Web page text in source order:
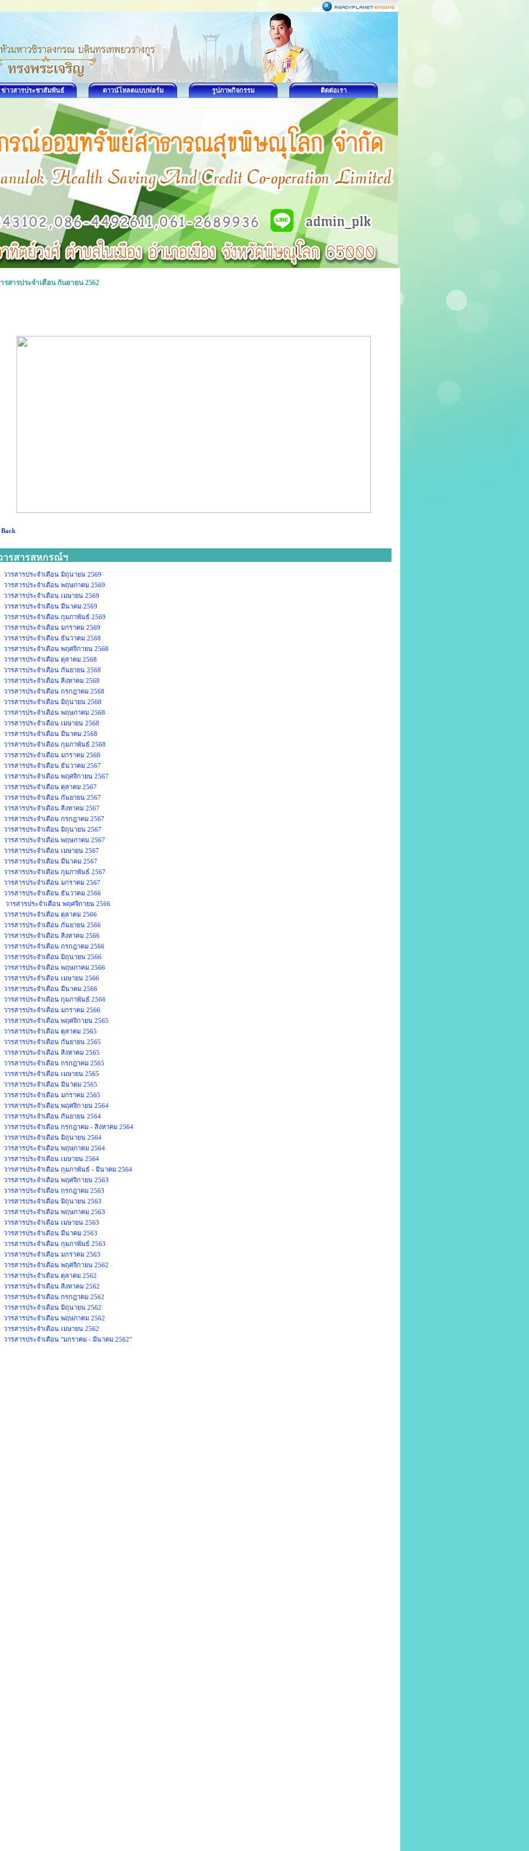
ข่าวสารประชาสัมพันธ์ ดาวน์โหลดแบบฟอร์ม รูปภาพกิจกรรม ติดต่อเรา
รสารประจำเดือน กันยายน 2562
Back
ารสารสหกรณ์ฯ
วารสารประจำเดือน มิถุนายน 2569
วารสารประจำเดือน พฤษภาคม 2569
วารสารประจำเดือน เมษายน 2569
วารสารประจำเดือน มีนาคม 2569
วารสารประจำเดือน กุมภาพันธ์ 2569
วารสารประจำเดือน มกราคม 2569
วารสารประจำเดือน ธันวาคม 2568
วารสารประจำเดือน พฤศจิกายน 2568
วารสารประจำเดือน ตุลาคม 2568
วารสารประจำเดือน กันยายน 2568
วารสารประจำเดือน สิงหาคม 2568
วารสารประจำเดือน กรกฎาคม 2568
วารสารประจำเดือน มิถุนายน 2568
วารสารประจำเดือน พฤษภาคม 2568
วารสารประจำเดือน เมษายน 2568
วารสารประจำเดือน มีนาคม 2568
วารสารประจำเดือน กุมภาพันธ์ 2568
วารสารประจำเดือน มกราคม 2568
วารสารประจำเดือน ธันวาคม 2567
วารสารประจำเดือน พฤศจิกายน 2567
วารสารประจำเดือน ตุลาคม 2567
วารสารประจำเดือน กันยายน 2567
วารสารประจำเดือน สิงหาคม 2567
วารสารประจำเดือน กรกฎาคม 2567
วารสารประจำเดือน มิถุนายน 2567
วารสารประจำเดือน พฤษภาคม 2567
วารสารประจำเดือน เมษายน 2567
วารสารประจำเดือน มีนาคม 2567
วารสารประจำเดือน กุมภาพันธ์ 2567
วารสารประจำเดือน มกราคม 2567
วารสารประจำเดือน ธันวาคม 2566
วารสารประจำเดือน พฤศจิกายน 2566
วารสารประจำเดือน ตุลาคม 2566
วารสารประจำเดือน กันยายน 2566
วารสารประจำเดือน สิงหาคม 2566
วารสารประจำเดือน กรกฎาคม 2566
วารสารประจำเดือน มิถุนายน 2566
วารสารประจำเดือน พฤษภาคม 2566
วารสารประจำเดือน เมษายน 2566
วารสารประจำเดือน มีนาคม 2566
วารสารประจำเดือน กุมภาพันธ์ 2566
วารสารประจำเดือน มกราคม 2566
วารสารประจำเดือน พฤศจิกายน 2565
วารสารประจำเดือน ตุลาคม 2565
วารสารประจำเดือน กันยายน 2565
วารสารประจำเดือน สิงหาคม 2565
วารสารประจำเดือน กรกฎาคม 2565
วารสารประจำเดือน เมษายน 2565
วารสารประจำเดือน มีนาคม 2565
วารสารประจำเดือน มกราคม 2565
วารสารประจำเดือน พฤศจิกายน 2564
วารสารประจำเดือน กันยายน 2564
วารสารประจำเดือน กรกฎาคม - สิงหาคม 2564
วารสารประจำเดือน มิถุนายน 2564
วารสารประจำเดือน พฤษภาคม 2564
วารสารประจำเดือน เมษายน 2564
วารสารประจำเดือน กุมภาพันธ์ - มีนาคม 2564
วารสารประจำเดือน พฤศจิกายน 2563
วารสารประจำเดือน กรกฎาคม 2563
วารสารประจำเดือน มิถุนายน 2563
วารสารประจำเดือน พฤษภาคม 2563
วารสารประจำเดือน เมษายน 2563
วารสารประจำเดือน มีนาคม 2563
วารสารประจำเดือน กุมภาพันธ์ 2563
วารสารประจำเดือน มกราคม 2563
วารสารประจำเดือน พฤศจิกายน 2562
วารสารประจำเดือน ตุลาคม 2562
วารสารประจำเดือน สิงหาคม 2562
วารสารประจำเดือน กรกฎาคม 2562
วารสารประจำเดือน มิถุนายน 2562
วารสารประจำเดือน พฤษภาคม 2562
วารสารประจำเดือน เมษายน 2562
วารสารประจำเดือน "มกราคม - มีนาคม 2562"